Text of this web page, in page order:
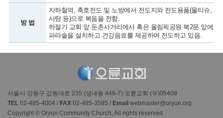
방 법
지하철역, 축호전도 및 노방에서 전도지와 전도용품(물티슈,
사탕 등)으로 복음을 전함.
하절기 교회 앞 둔촌사거리에서 혹은 올림픽공원 북2문 앞에
파라솔을 설치하고 건강음료를 제공하며 전도하고 있음.
서울시 강동구 강동대로 235 (성내동 449-7) 오륜교회 (우)05408
TEL 02-485-4004 / FAX 02-485-3585 / Email webmaster@oryun.org
Copyright © Oryun Community Church, All rights reserved.